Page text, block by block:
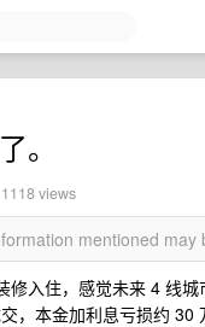
。
views
mentioned may
入住，感觉未来 4 线
，本金加利息亏损约 30